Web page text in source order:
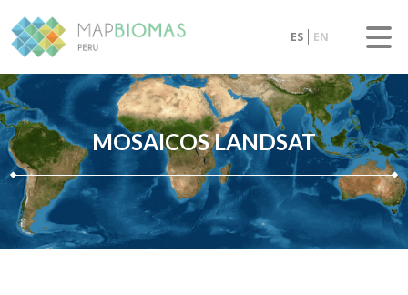
ES EN
MOSAICOS LANDSAT